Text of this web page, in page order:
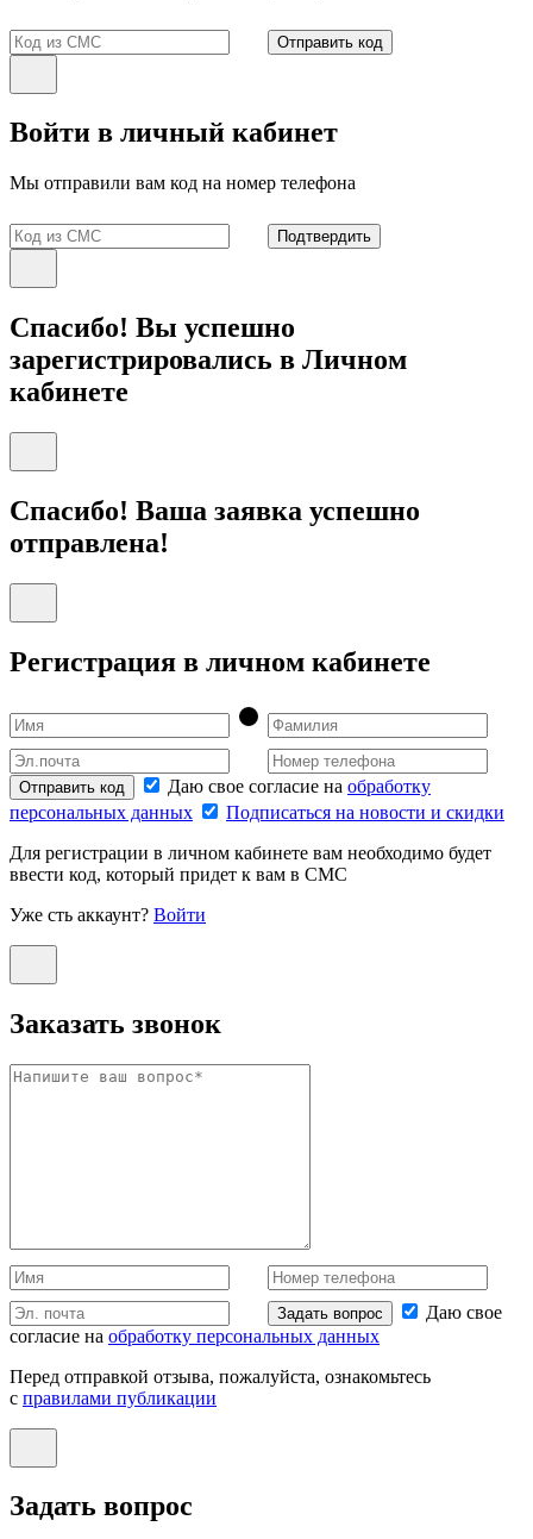
Отправить код
Войти в личный кабинет
Мы отправили вам код на номер телефона
Подтвердить
Спасибо! Вы успешно
зарегистрировались в Личном
кабинете
Спасибо! Ваша заявка успешно
отправлена!
Регистрация в личном кабинете
Отправить код Даю свое согласие на обработку
персональных данных
Подписаться на новости и скидки
Для регистрации в личном кабинете вам необходимо будет
ввести код, который придет к вам в СМС
Уже сть аккаунт? Войти
Заказать звонок
Задать вопрос
Даю свое
согласие на обработку персональных данных
Перед отправкой отзыва, пожалуйста, ознакомьтесь
с правилами публикации
Задать вопрос